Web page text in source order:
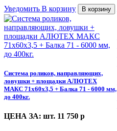
Уведомить В корзину В корзину
Система роликов, направляющих,
ловушки + площадки АЛЮТЕХ
МАКС 71х60х3,5 + Балка 71 - 6000 мм,
до 400кг.
ЦЕНА ЗА: шт. 11 750 p